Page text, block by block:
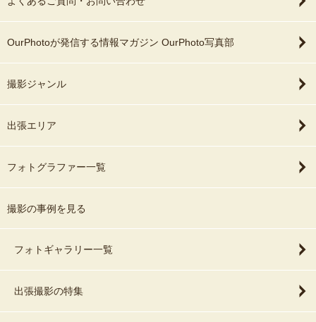
OurPhotoが発信する情報マガジン OurPhoto写真部
撮影ジャンル
出張エリア
フォトグラファー一覧
撮影の事例を見る
フォトギャラリー一覧
出張撮影の特集